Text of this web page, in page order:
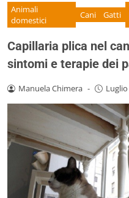
Animali
domestici
Cani Gatti
Capillaria plica nel
sintomi e terapie dei
Manuela Chimera - Luglio